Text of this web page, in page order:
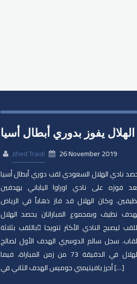
الهلال يفوز بدوري أبطال أسيا
Jihed Traidi
26 November 2019
نادي الهلال السعودي لقب دوري أبطال أسيا
فوزه على نادي اوراوا الياباني بهدفين
وكان الهلال قد فاز ذهاباً في الرياض
نظيف وبمجموع المباراتان يحصد الهلال
ليصبح النادي الأكثر تتويجا ًباللقب بثلاثة
سجل سالم الدوسري الهدف الأول لصالح
الهلال في الدقيقة 73 من زمن المباراة، فيما
أحرز بافيتيمبي جوميس الهدف الثاني في […]